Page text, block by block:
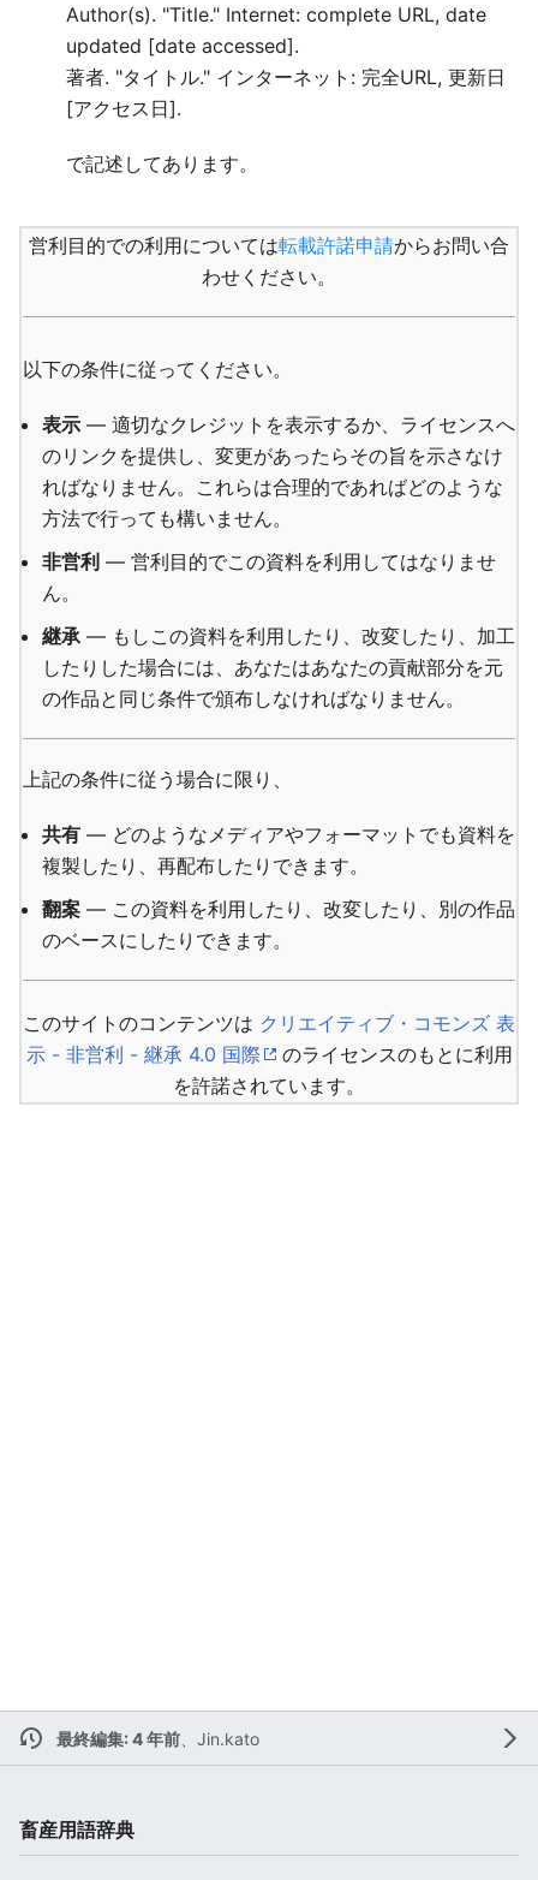
Author(s). "Title." Internet: complete URL, date
updated [date accessed].
著者. "タイトル." インターネット: 完全URL, 更新日
[アクセス日].
で記述してあります。
営利目的での利用については転載許諾申請からお問い合
わせください。
以下の条件に従ってください。
表示 — 適切なクレジットを表示するか、ライセンスへ
のリンクを提供し、変更があったらその旨を示さなけ
ればなりません。これらは合理的であればどのような
方法で行っても構いません。
非営利 — 営利目的でこの資料を利用してはなりませ
ん。
継承— もしこの資料を利用したり、改変したり、加工
したりした場合には、あなたはあなたの貢献部分を元
の作品と同じ条件で頒布しなければなりません。
上記の条件に従う場合に限り、
共有 — どのようなメディアやフォーマットでも資料を
複製したり、再配布したりできます。
翻案 — この資料を利用したり、改変したり、別の作品
のベースにしたりできます。
このサイトのコンテンツは クリエイティブ・コモンズ 表
示 - 非営利 - 継承 4.0 国際
のライセンスのもとに利用
を許諾されています。
最終編集: 4 年前、 Jin.kato
畜産用語辞典